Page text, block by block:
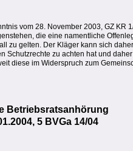
vom 28. November 2003, GZ
die eine namentliche
zu gelten. Der Kläger kann sich
Schutzrechte zu achten hat und
diese im Widerspruch zum
Betriebsratsanhörung
5 BVGa 14/04